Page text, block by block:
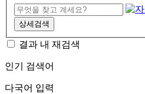
상세검색
결과 내 재검색
인기 검색어
다국어 입력